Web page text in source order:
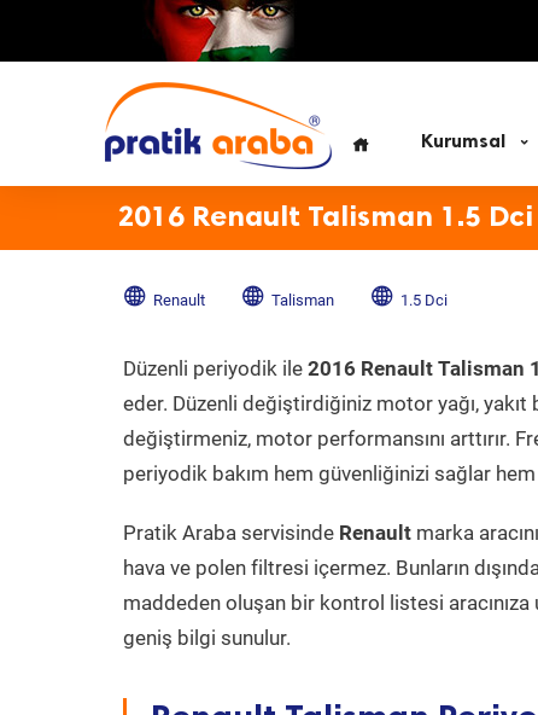
Kurumsal
2016 Renault Talisman 1.5 Dci
Renault Talisman 1.5 Dci
Düzenli periyodik ile 2016 Renault Talisman
eder. Düzenli değiştirdiğiniz motor yağı,
değiştirmeniz, motor performansını arttırır.
periyodik bakım hem güvenliğinizi sağlar
Pratik Araba servisinde Renault marka
hava ve polen filtresi içermez. Bunların
maddeden oluşan bir kontrol listesi aracınıza
geniş bilgi sunulur.